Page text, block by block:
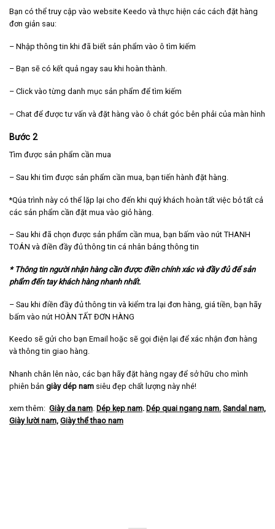
Bạn có thể truy cập vào website Keedo và thực hiện các cách đặt hàng
đơn giản sau:
– Nhập thông tin khi đã biết sản phẩm vào ô tìm kiếm
– Bạn sẽ có kết quả ngay sau khi hoàn thành.
– Click vào từng danh mục sản phẩm để tìm kiếm
– Chat để được tư vấn và đặt hàng vào ô chát góc bên phải của màn hình
Bước 2
Tìm được sản phẩm cần mua
– Sau khi tìm được sản phẩm cần mua, bạn tiến hành đặt hàng.
*Qúa trình này có thể lặp lại cho đến khi quý khách hoàn tất việc bỏ tất cả
các sản phẩm cần đặt mua vào giỏ hàng.
– Sau khi đã chọn được sản phẩm cần mua, bạn bấm vào nút THANH
TOÁN và điền đầy đủ thông tin cá nhân bảng thông tin
* Thông tin người nhận hàng cần được điền chính xác và đầy đủ để sản
phẩm đến tay khách hàng nhanh nhất.
– Sau khi điền đầy đủ thông tin và kiểm tra lại đơn hàng, giá tiền, bạn hãy
bấm vào nút HOÀN TẤT ĐƠN HÀNG
Keedo sẽ gửi cho bạn Email hoặc sẽ gọi điện lại để xác nhận đơn hàng
và thông tin giao hàng.
Nhanh chân lên nào, các bạn hãy đặt hàng ngay để sở hữu cho mình
phiên bản giày dép nam siêu đẹp chất lượng này nhé!
xem thêm: Giày da nam. Dép kẹp nam. Dép quai ngang nam. Sandal nam,
Giày lười nam, Giày thể thao nam